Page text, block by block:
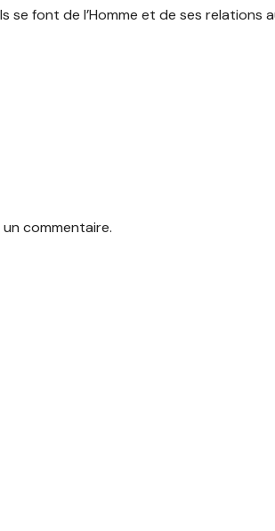
se font de l’Homme et de ses relations
commentaire.